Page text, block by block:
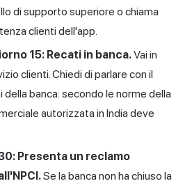
di supporto superiore o chiama
clienti dell'app.
15: Recati in banca.Vai in
clienti. Chiedi di parlare con il
banca: secondo le norme della
autorizzata in India deve
Presenta un reclamo
Se la banca non ha chiuso la